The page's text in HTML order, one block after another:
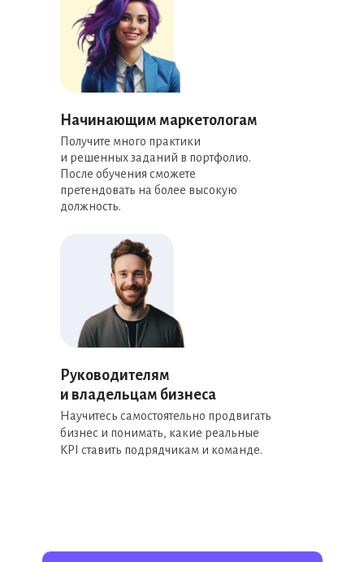
Руководителям
и владельцам бизнеса
Получите много практики
и решенных заданий в портфолио.
После обучения сможете
претендовать на более высокую
должность.
Научитесь самостоятельно продвигать
бизнес и понимать, какие реальные
KPI ставить подрядчикам и команде.
Начинающим маркетологам